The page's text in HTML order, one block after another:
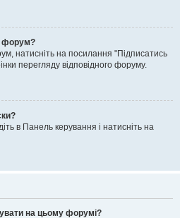
форум?
натисніть на посилання "Підписатись
перегляду відповідного форуму.
в Панель керування і натисніть на
на цьому форумі?